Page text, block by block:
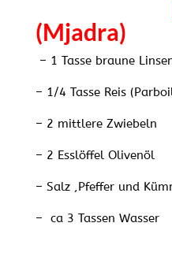
(Mjadra)
– 1 Tasse braune
– 1/4 Tasse Reis
– 2 mittlere Zwiebeln
– 2 Esslöffel Olivenöl
– Salz ,Pfeffer und
– ca 3 Tassen Wasser